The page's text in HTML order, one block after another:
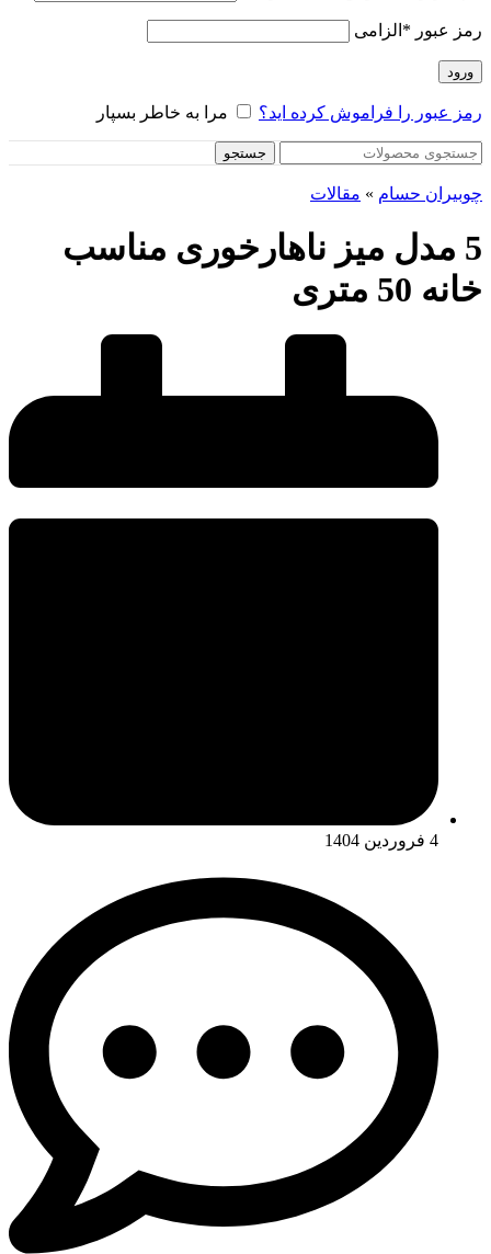
رمز عبور * الزامی
ورود
رمز عبور را فراموش کرده اید؟ مرا به خاطر بسپار
جستجو
چوبیران حسام » مقالات
5 مدل میز ناهارخوری مناسب
خانه 50 متری
4 فروردین 1404